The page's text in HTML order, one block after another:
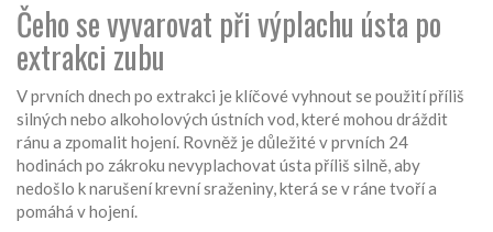
Čeho se vyvarovat při výplachu ústa po
extrakci zubu
V prvních dnech po extrakci je klíčové vyhnout se použití příliš
silných nebo alkoholových ústních vod, které mohou dráždit
ránu a zpomalit hojení. Rovněž je důležité v prvních 24
hodinách po zákroku nevyplachovat ústa příliš silně, aby
nedošlo k narušení krevní sraženiny, která se v ráne tvoří a
pomáhá v hojení.